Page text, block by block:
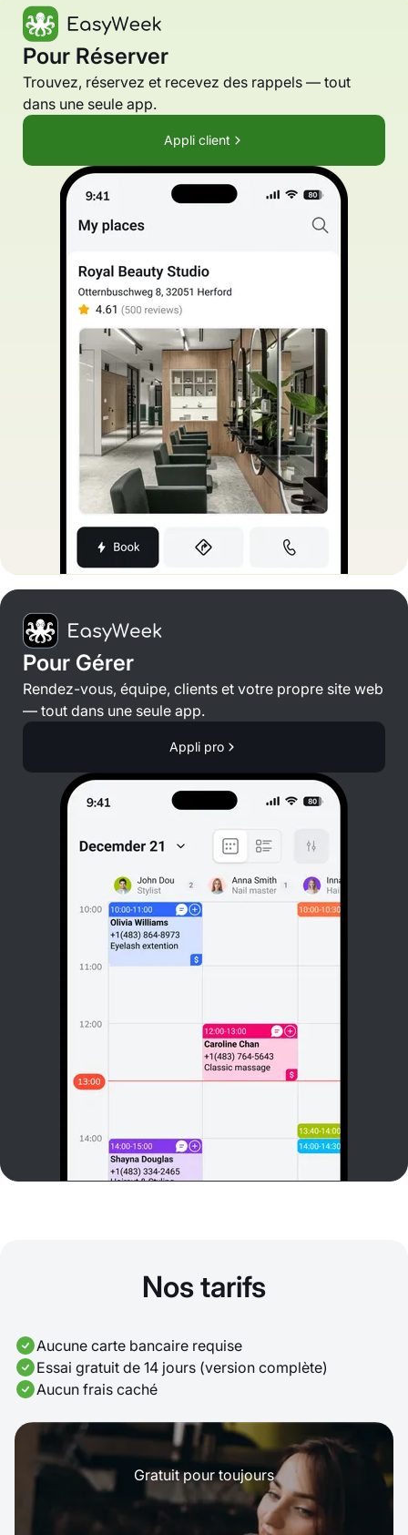
Pour Réserver
Trouvez, réservez et recevez des rappels — tout
dans une seule app.
Appli client
Pour Gérer
Rendez-vous, équipe, clients et votre propre site web
— tout dans une seule app.
Appli pro
Nos tarifs
Aucune carte bancaire requise
Essai gratuit de 14 jours (version complète)
Aucun frais caché
Gratuit pour toujours